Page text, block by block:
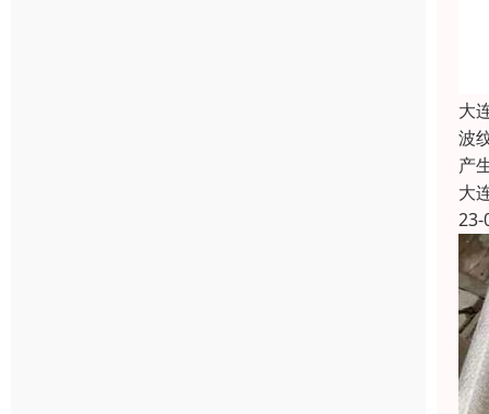
大
波
产
大
23-